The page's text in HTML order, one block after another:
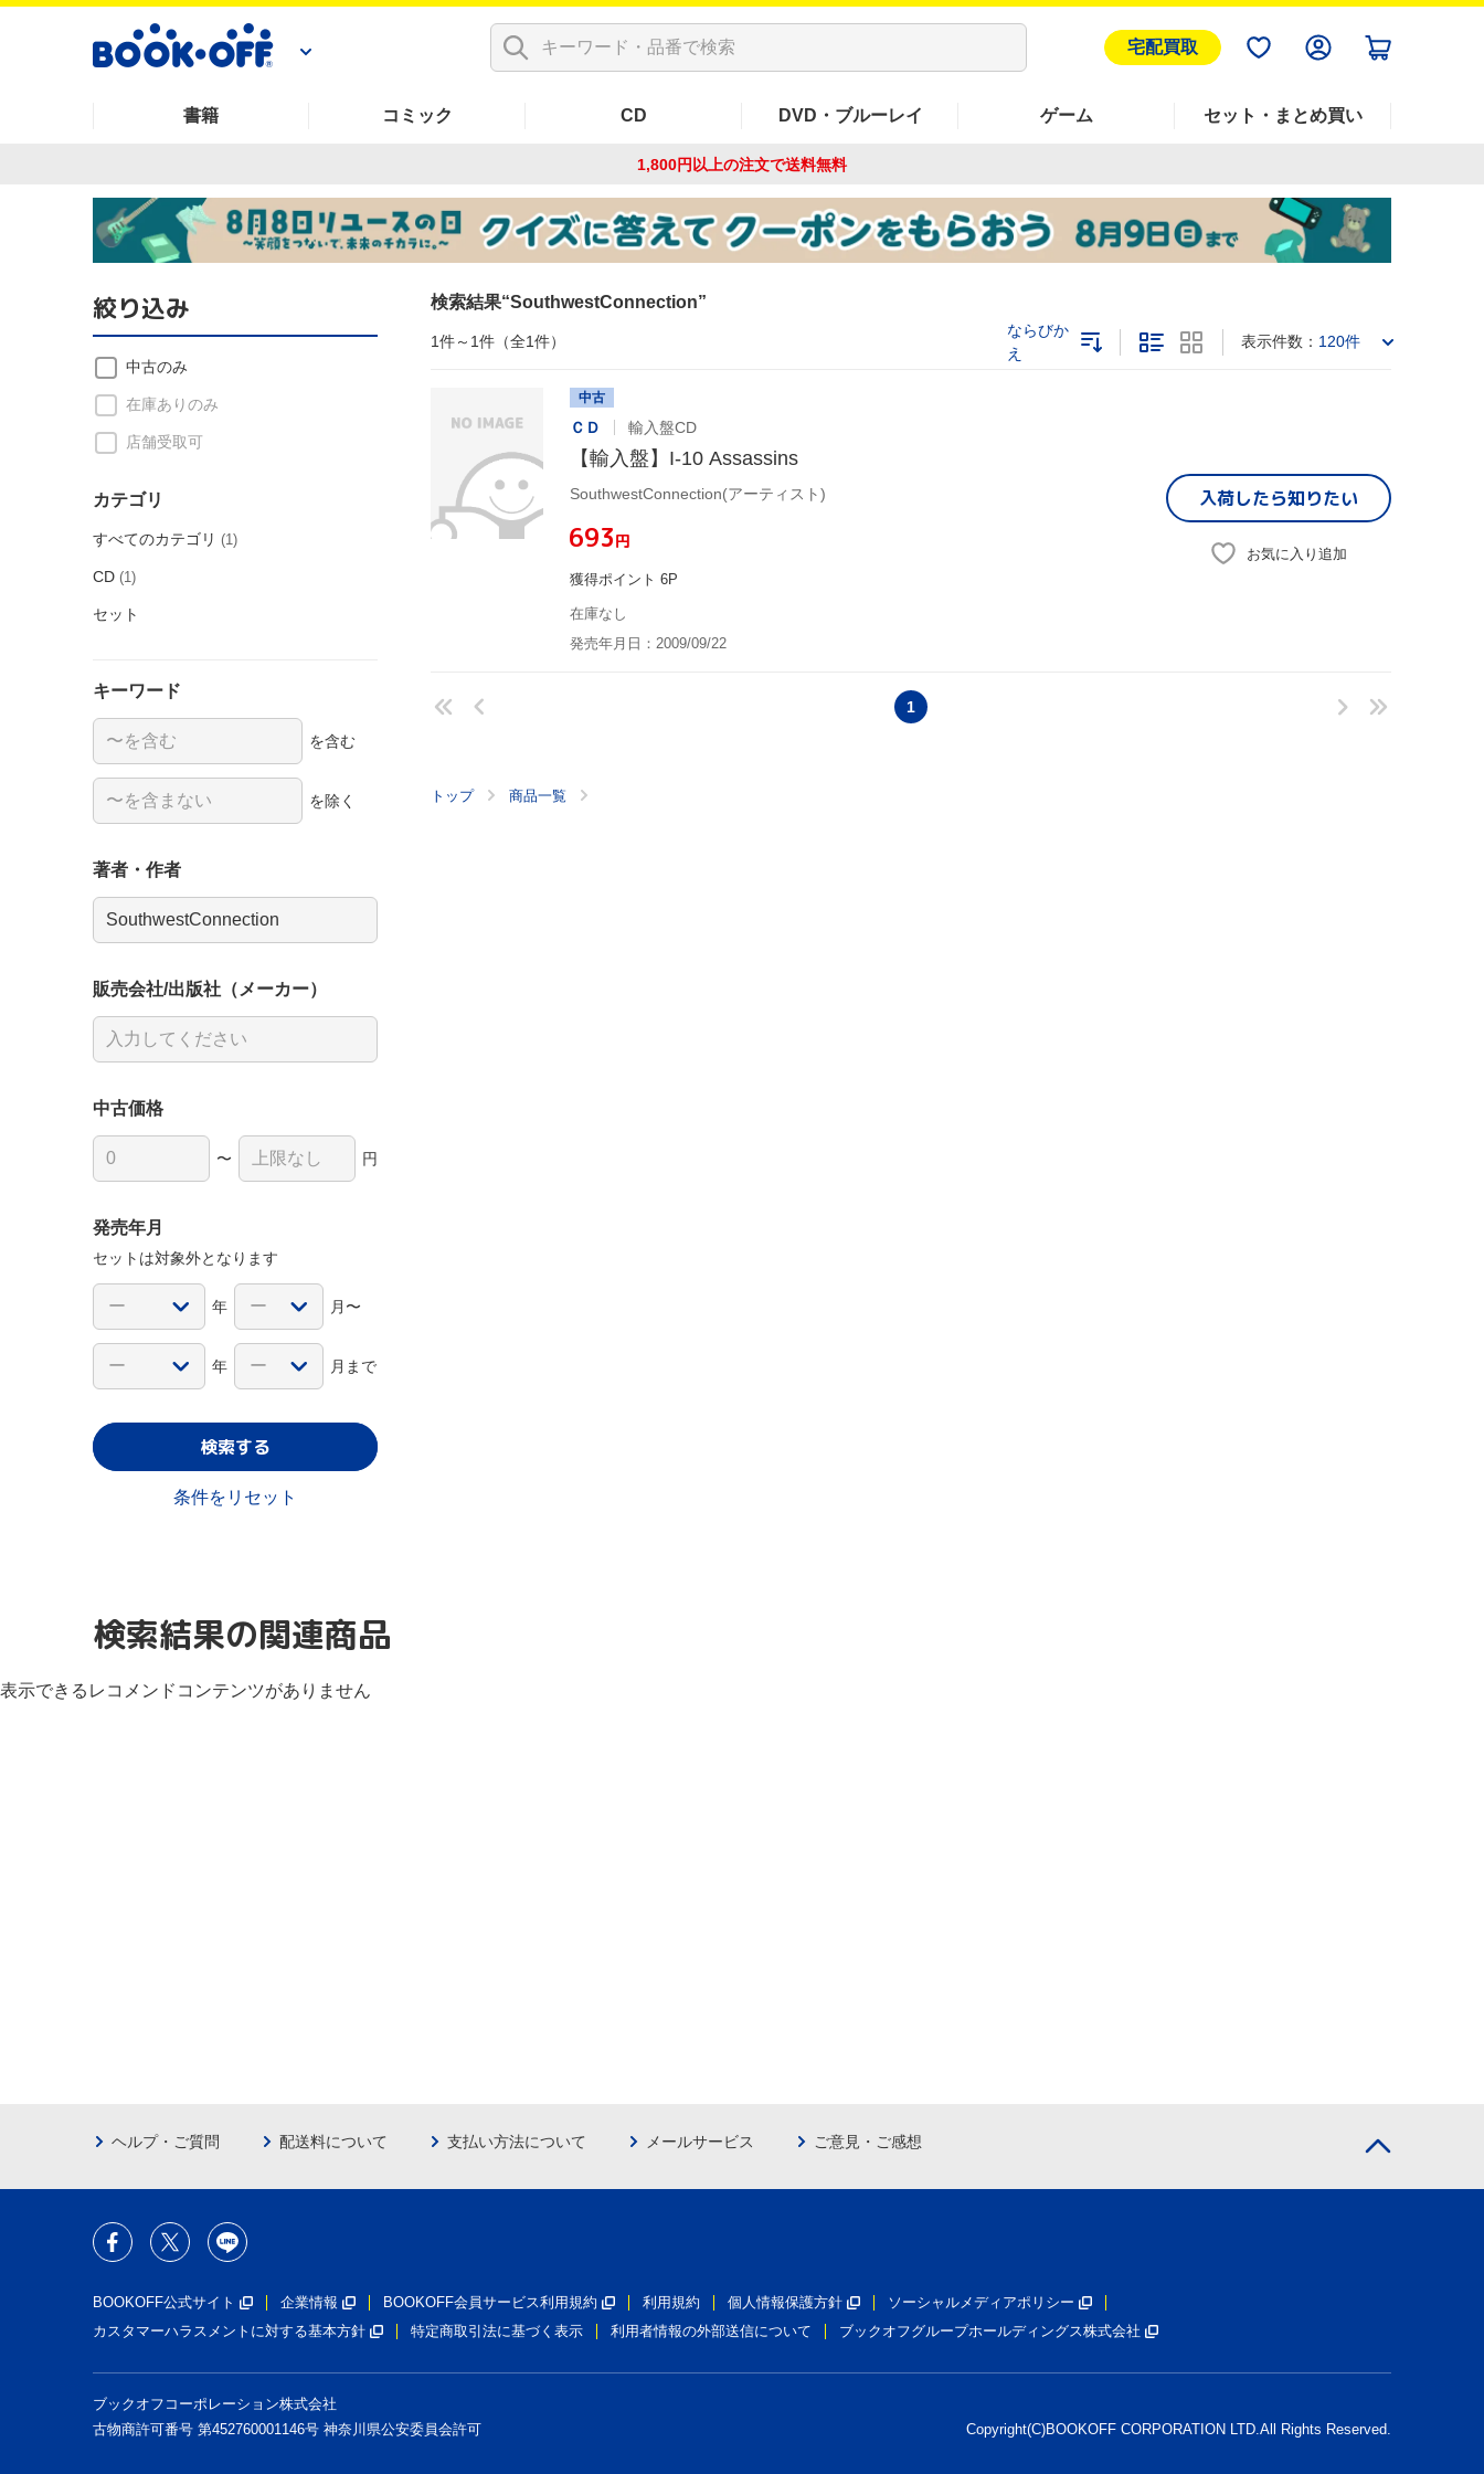
宅配買取
書籍 コミック CD DVD・ブルーレイ ゲーム セット・まとめ買い
1,800円以上の注文で送料無料
検索結果 SouthwestConnection
1件～1件（全1件）
ならびか
え
表示件数： 120件
中古
ＣＤ 輸入盤CD
【輸入盤】I-10 Assassins
SouthwestConnection(アーティスト)
¥693円
獲得ポイント 6P
在庫なし
発売年月日：2009/09/22
入荷したら知りたい
お気に入り追加
1
トップ 商品一覧
絞り込み
中古のみ
在庫ありのみ
店舗受取可
カテゴリ
すべてのカテゴリ (1)
CD (1)
セット
キーワード
を含む
を除く
著者・作者
販売会社/出版社（メーカー）
中古価格
〜 円
発売年月
セットは対象外となります
年 月〜
年 月まで
検索する
条件をリセット
検索結果の関連商品
表示できるレコメンドコンテンツがありません
ヘルプ・ご質問 配送料について 支払い方法について メールサービス ご意見・ご感想
BOOKOFF公式サイト 企業情報 BOOKOFF会員サービス利用規約 利用規約 個人情報保護方針
ソーシャルメディアポリシー
カスタマーハラスメントに対する基本方針
特定商取引法に基づく表示 利用者情報の外部送信について ブックオフグループホールディングス株式会社
ブックオフコーポレーション株式会社
古物商許可番号 第452760001146号 神奈川県公安委員会許可
Copyright(C)BOOKOFF CORPORATION LTD.All Rights Reserved.